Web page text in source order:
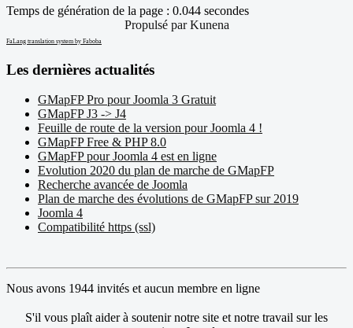
Temps de génération de la page : 0.044 secondes
Propulsé parKunena
FaLang translation system by Faboba
Les dernières actualités
GMapFP Pro pour Joomla 3 Gratuit
GMapFP J3 -> J4
Feuille de route de la version pour Joomla 4 !
GMapFP Free & PHP 8.0
GMapFP pour Joomla 4 est en ligne
Evolution 2020 du plan de marche de GMapFP
Recherche avancée de Joomla
Plan de marche des évolutions de GMapFP sur 2019
Joomla 4
Compatibilité https (ssl)
Nous avons 1944 invités et aucun membre en ligne
S'il vous plaît aider à soutenir notre site et notre travail sur les